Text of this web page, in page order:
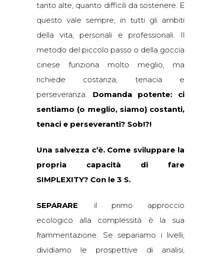
tanto alte, quanto difficili da sostenere. E
questo vale sempre, in tutti gli ambiti
della vita, personali e professionali. Il
metodo del piccolo passo o della goccia
cinese funziona molto meglio, ma
richiede costanza, tenacia e
perseveranza. Domanda potente: ci
sentiamo (o meglio, siamo) costanti,
tenaci e perseveranti? Sob!?!
Una salvezza c’è. Come sviluppare la
propria capacità di fare
SIMPLEXITY? Con le 3 S.
SEPARARE: il primo approccio
ecologico alla complessità è la sua
frammentazione. Se separiamo i livelli,
dividiamo le prospettive di analisi,